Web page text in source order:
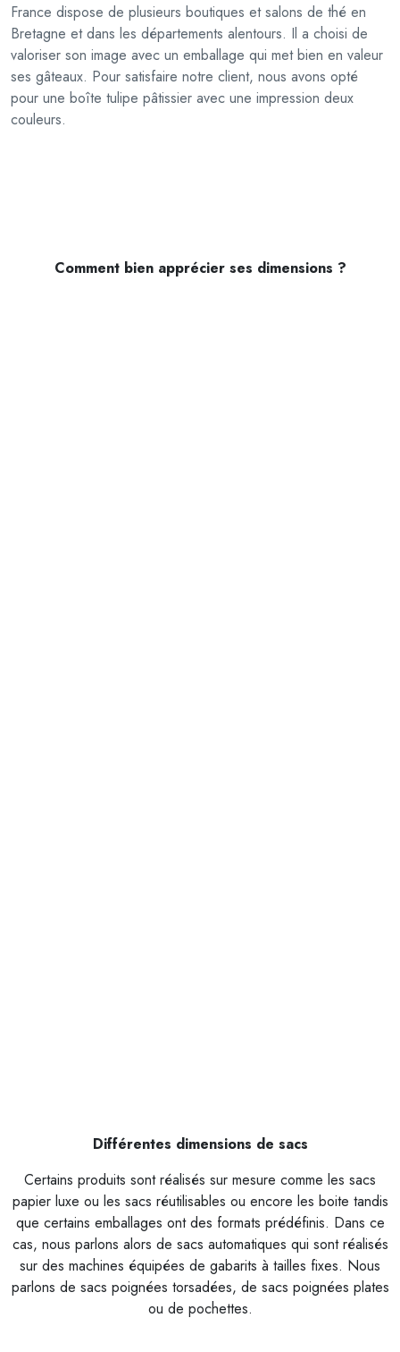
p
â
t
i
s
s
France dispose de plusieurs boutiques et salons de thé en
Bretagne et dans les départements alentours. Il a choisi de
valoriser son image avec un emballage qui met bien en valeur
ses gâteaux. Pour satisfaire notre client, nous avons opté
pour une boîte tulipe pâtissier avec une impression deux
couleurs.
Comment bien apprécier ses dimensions ?
Différentes dimensions de sacs
Certains produits sont réalisés sur mesure comme les sacs
papier luxe ou les sacs réutilisables ou encore les boite tandis
que certains emballages ont des formats prédéfinis. Dans ce
cas, nous parlons alors de sacs automatiques qui sont réalisés
sur des machines équipées de gabarits à tailles fixes. Nous
parlons de sacs poignées torsadées, de sacs poignées plates
ou de pochettes.